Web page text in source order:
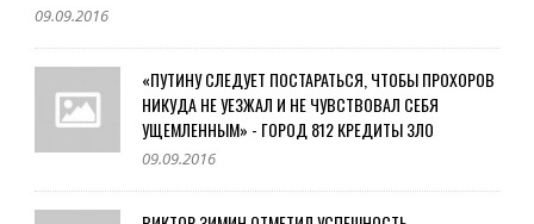
09.09.2016
«ПУТИНУ СЛЕДУЕТ ПОСТАРАТЬСЯ, ЧТОБЫ ПРОХОРОВ
НИКУДА НЕ УЕЗЖАЛ И НЕ ЧУВСТВОВАЛ СЕБЯ
УЩЕМЛЕННЫМ» - ГОРОД 812 КРЕДИТЫ ЗЛО
09.09.2016